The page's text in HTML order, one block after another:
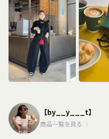
【by__y___t】
商品一覧を見る